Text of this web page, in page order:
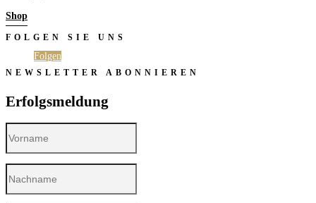
Shop
FOLGEN SIE UNS
Folgen
NEWSLETTER ABONNIEREN
Erfolgsmeldung